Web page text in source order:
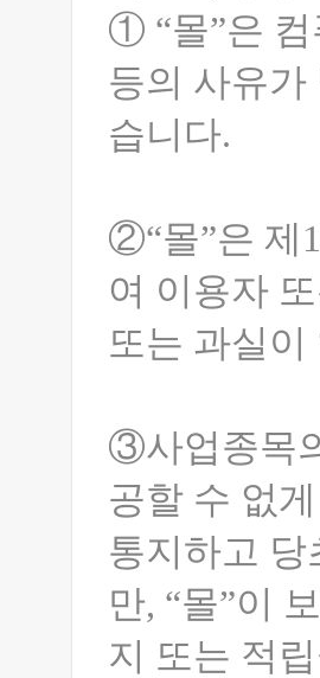
① “몰”은 컴
등의 사유
습니다.
②“몰”은 제
여 이용자
또는 과실
③사업종목
공할 수 없
통지하고 당
만, “몰”이
지 또는 적